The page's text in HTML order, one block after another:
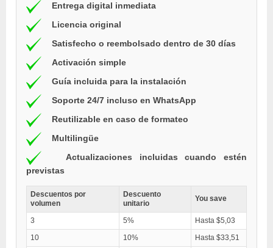
Entrega digital inmediata
Licencia original
Satisfecho o reembolsado dentro de 30 días
Activación simple
Guía incluida para la instalación
Soporte 24/7 incluso en WhatsApp
Reutilizable en caso de formateo
Multilingüe
Actualizaciones incluidas cuando estén
previstas
Descuentos por
volumen
Descuento
unitario
You save
3 5%
Hasta $5,03
10
10% Hasta $33,51